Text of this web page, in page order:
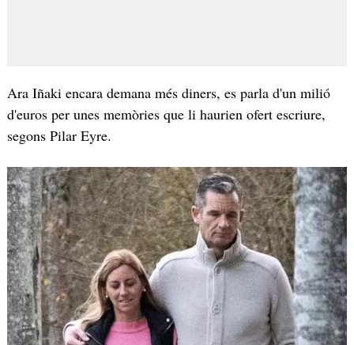
Ara Iñaki encara demana més diners, es parla d'un milió
d'euros per unes memòries que li haurien ofert escriure,
segons Pilar Eyre.